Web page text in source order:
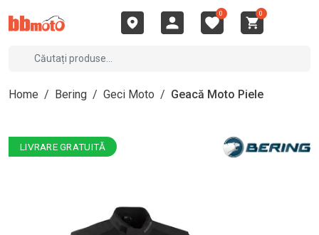
0 0
Home / Bering / Geci Moto / Geacă Moto Piele
LIVRARE GRATUITĂ